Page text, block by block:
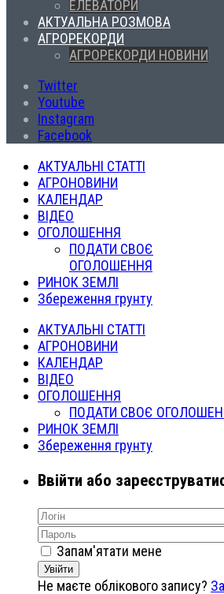
ЕЛЕВАТОРИ
АКТУАЛЬНА РОЗМОВА
АГРОРЕКОРДИ
АГРОРЕКОРДИ НОВИНИ
Twitter
Youtube
Instagram
Facebook
АКТУАЛЬНІ СТАТТІ
АГРОНОВИНИ
КАЛЕНДАР
ВІДЕО
ОГОЛОШЕННЯ
ПОДАТИ СВОЄ
ОГОЛОШЕННЯ
РИНОК ЗЕМЛІ
Збереження грунту
АКТУАЛЬНІ СТАТТІ
АГРОНОВИНИ
КАЛЕНДАР
ВІДЕО
ОГОЛОШЕННЯ
ПОДАТИ СВОЄ
РИНОК ЗЕМЛІ
Збереження грунту
Ввійти або
Запам'ятати мене
Увійти
Не маєте облікового запису?